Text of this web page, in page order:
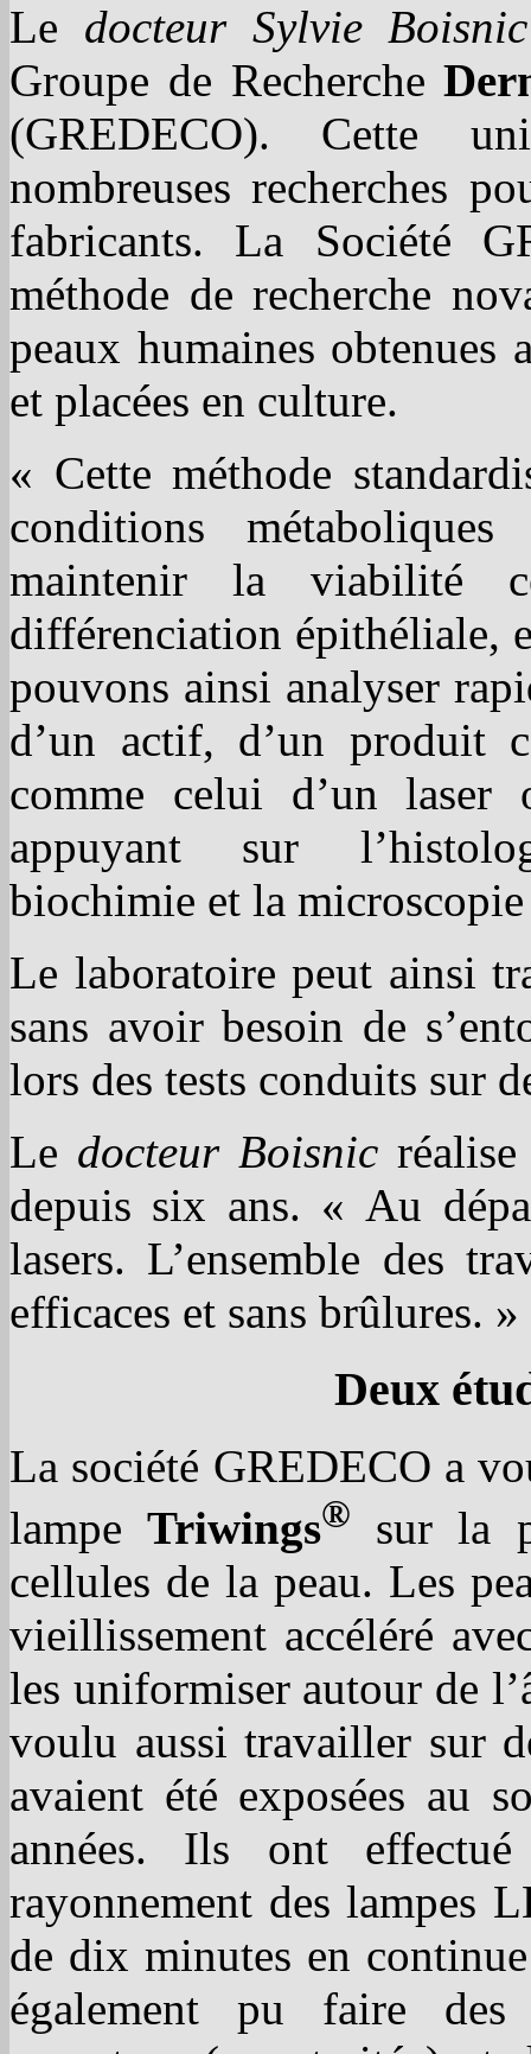
Le docteur Sylvie Boisnic
Groupe de Recherche
(GREDECO). Cette
nombreuses recherches
fabricants. La Société
méthode de recherche
peaux humaines obtenues
et placées en culture.
« Cette méthode
conditions
maintenir la viabilité
différenciation épithéliale,
pouvons ainsi analyser
d’un actif, d’un produit
comme celui d’un
appuyant sur
biochimie et la
Le laboratoire peut ainsi
sans avoir besoin de
lors des tests conduits sur
Le docteur Boisnicréalise
depuis six ans. « Au
lasers. L’ensemble des
efficaces et sans brûlures. »
Deux
La société GREDECO a
lampeTriwings®
sur la
cellules de la peau. Les
vieillissement accéléré
les uniformiser autour de
voulu aussi travailler sur
avaient été exposées au
années. Ils ont
rayonnement des lampes
de dix minutes en
également pu faire des